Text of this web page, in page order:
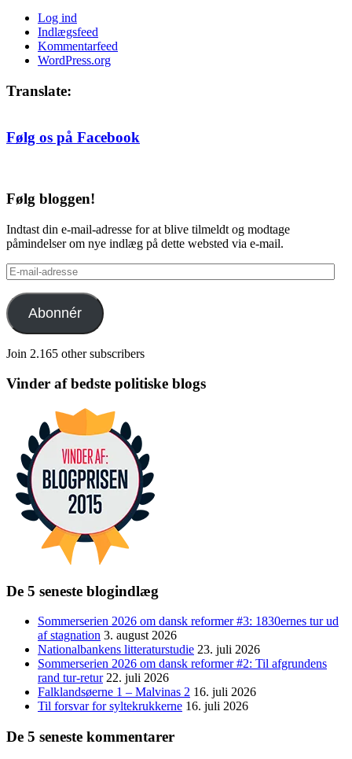
Log ind
Indlægsfeed
Kommentarfeed
WordPress.org
Translate:
Følg os på Facebook
Følg bloggen!
Indtast din e-mail-adresse for at blive tilmeldt og modtage
påmindelser om nye indlæg på dette websted via e-mail.
E-
mail-
adresse
Abonnér
Join 2.165 other subscribers
Vinder af bedste politiske blogs
De 5 seneste blogindlæg
Sommerserien 2026 om dansk reformer #3: 1830ernes tur ud
af stagnation 3. august 2026
Nationalbankens litteraturstudie 23. juli 2026
Sommerserien 2026 om dansk reformer #2: Til afgrundens
rand tur-retur 22. juli 2026
Falklandsøerne 1 – Malvinas 2 16. juli 2026
Til forsvar for syltekrukkerne 16. juli 2026
De 5 seneste kommentarer